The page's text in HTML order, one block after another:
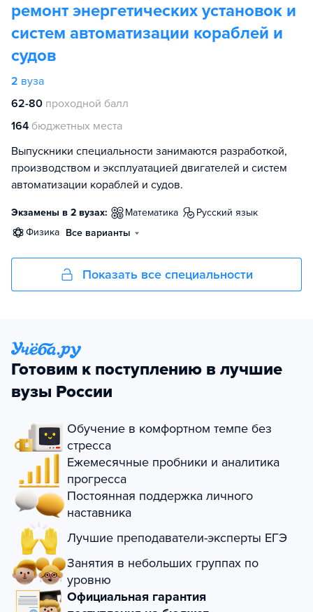
ремонт энергетических установок и
систем автоматизации кораблей и
судов
2 вуза
62-80 проходной балл
164 бюджетных места
Выпускники специальности занимаются разработкой,
производством и эксплуатацией двигателей и систем
автоматизации кораблей и судов.
Экзамены в 2 вузах: математика
русский язык
физика Все варианты
Показать все специальности
Готовим к поступлению в лучшие
вузы России
Обучение в комфортном темпе без
стресса
Ежемесячные пробники и аналитика
прогресса
Постоянная поддержка личного
наставника
Лучшие преподаватели-эксперты ЕГЭ
Занятия в небольших группах по
уровню
Официальная гарантия